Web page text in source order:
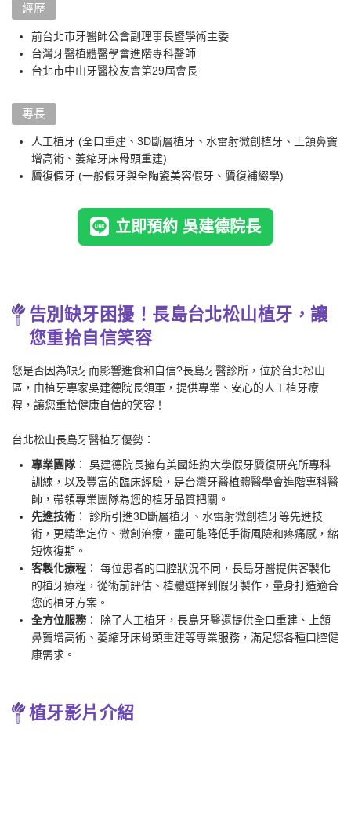
經歷
前台北市牙醫師公會副理事長暨學術主委
台灣牙醫植體醫學會進階專科醫師
台北市中山牙醫校友會第29屆會長
專長
人工植牙 (全口重建、3D斷層植牙、水雷射微創植牙、上頷鼻竇
增高術、萎縮牙床骨頭重建)
贗復假牙 (一般假牙與全陶瓷美容假牙、贗復補綴學)
立即預約 吳建德院長
告別缺牙困擾！長島台北松山植牙，讓
您重拾自信笑容
您是否因為缺牙而影響進食和自信?長島牙醫診所，位於台北松山
區，由植牙專家吳建德院長領軍，提供專業、安心的人工植牙療
程，讓您重拾健康自信的笑容！
台北松山長島牙醫植牙優勢：
專業團隊 ： 吳建德院長擁有美國紐約大學假牙贗復研究所專科
訓練，以及豐富的臨床經驗，是台灣牙醫植體醫學會進階專科醫
師，帶領專業團隊為您的植牙品質把關。
先進技術 ： 診所引進3D斷層植牙、水雷射微創植牙等先進技
術，更精準定位、微創治療，盡可能降低手術風險和疼痛感，縮
短恢復期。
客製化療程 ： 每位患者的口腔狀況不同，長島牙醫提供客製化
的植牙療程，從術前評估、植體選擇到假牙製作，量身打造適合
您的植牙方案。
全方位服務 ： 除了人工植牙，長島牙醫還提供全口重建、上頷
鼻竇增高術、萎縮牙床骨頭重建等專業服務，滿足您各種口腔健
康需求。
植牙影片介紹